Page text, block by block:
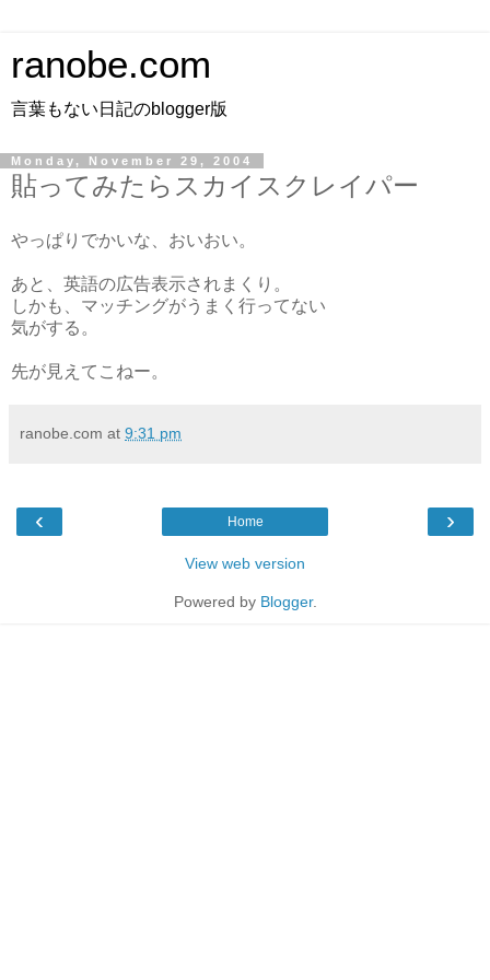
ranobe.com
言葉もない日記のblogger版
Monday, November 29, 2004
貼ってみたらスカイスクレイパー
やっぱりでかいな、おいおい。
あと、英語の広告表示されまくり。
しかも、マッチングがうまく行ってない
気がする。
先が見えてこねー。
ranobe.com at 9:31 pm
‹ ›
Home
View web version
Powered by Blogger.